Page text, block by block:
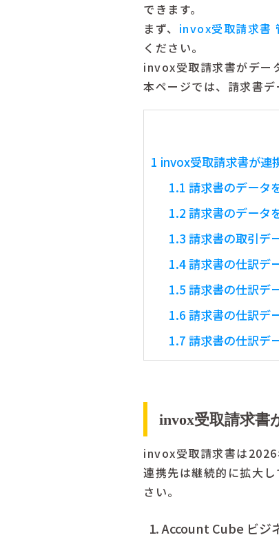
できます。
まず、 invox受取請求書
ください。
invox受取請求書がデー
本ページでは、請求書
1 invox受取請求書が連
1.1 請求書のデータ
1.2 請求書のデータ
1.3 請求書の取引デ
1.4請求書の仕訳デ
1.5 請求書の仕訳デ
1.6 請求書の仕訳デ
1.7 請求書の仕訳デ
invox受取請求書
invox受取請求書は2026
連携先は継続的に拡大
さい。
Account Cube ビジ